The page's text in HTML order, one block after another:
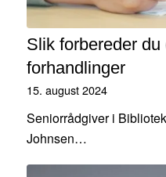
Slik forbereder
forhandlinger
15. august 2024
Seniorrådgiver i
Johnsen…